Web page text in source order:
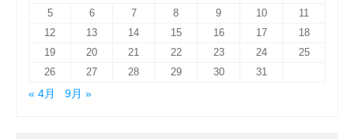
5
6 7 8 9 10
11
12
13 14 15 16 17
18
19
20 21 22 23 24
25
26
27 28 29 30
31
« 4月
9月 »